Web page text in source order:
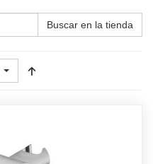
Buscar en la tienda